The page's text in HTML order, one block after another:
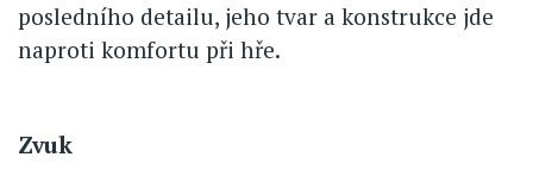
posledního detailu, jeho tvar a konstrukce jde
naproti komfortu při hře.
Zvuk